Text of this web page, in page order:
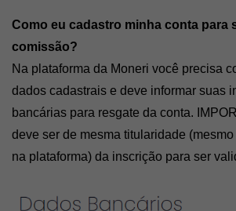
Como eu cadastro minha conta para
comissão?
Na plataforma da Moneri você precisa
dados cadastrais e deve informar suas
bancárias para resgate da conta.
deve ser de mesma titularidade
na plataforma) da inscrição para ser